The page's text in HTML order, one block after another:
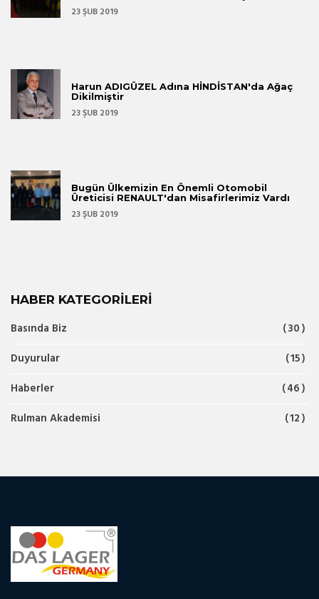
23 ŞUB 2019
Harun ADIGÜZEL Adına HİNDİSTAN'da Ağaç
Dikilmiştir
23 ŞUB 2019
Bugün Ülkemizin En Önemli Otomobil
Üreticisi RENAULT'dan Misafirlerimiz Vardı
23 ŞUB 2019
HABER KATEGORILERI
Basında Biz
30
Duyurular
15
Haberler
46
Rulman Akademisi
12